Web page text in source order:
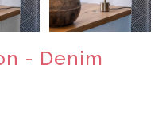
- Denim